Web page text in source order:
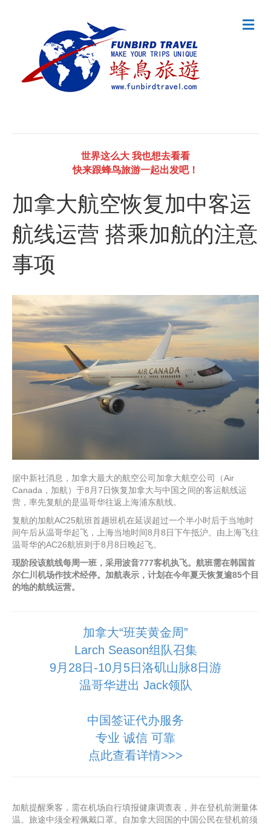
世界这么大 我也想去看看
快来跟蜂鸟旅游一起出发吧！
M
e
加拿大航空恢复加中客运
航线运营 搭乘加航的注意
事项
据中新社消息，加拿大最大的航空公司加拿大航空公司（Air
Canada，加航）于8月7日恢复加拿大与中国之间的客运航线运
营，率先复航的是温哥华往返上海浦东航线。
复航的加航AC25航班首趟班机在延误超过一个半小时后于当地时
间午后从温哥华起飞，上海当地时间8月8日下午抵沪。由上海飞往
温哥华的AC26航班则于8月8日晚起飞。
现阶段该航线每周一班，采用波音777客机执飞。航班需在韩国首
尔仁川机场作技术经停。加航表示，计划在今年夏天恢复逾85个目
的地的航线运营。
加拿大“班芙黄金周”
Larch Season组队召集
9月28日-10月5日洛矶山脉8日游
温哥华进出 Jack领队
中国签证代办服务
专业 诚信 可靠
点此查看详情>>>
加航提醒乘客，需在机场自行填报健康调查表，并在登机前测量体
温。旅途中须全程佩戴口罩。自加拿大回国的中国公民在登机前须